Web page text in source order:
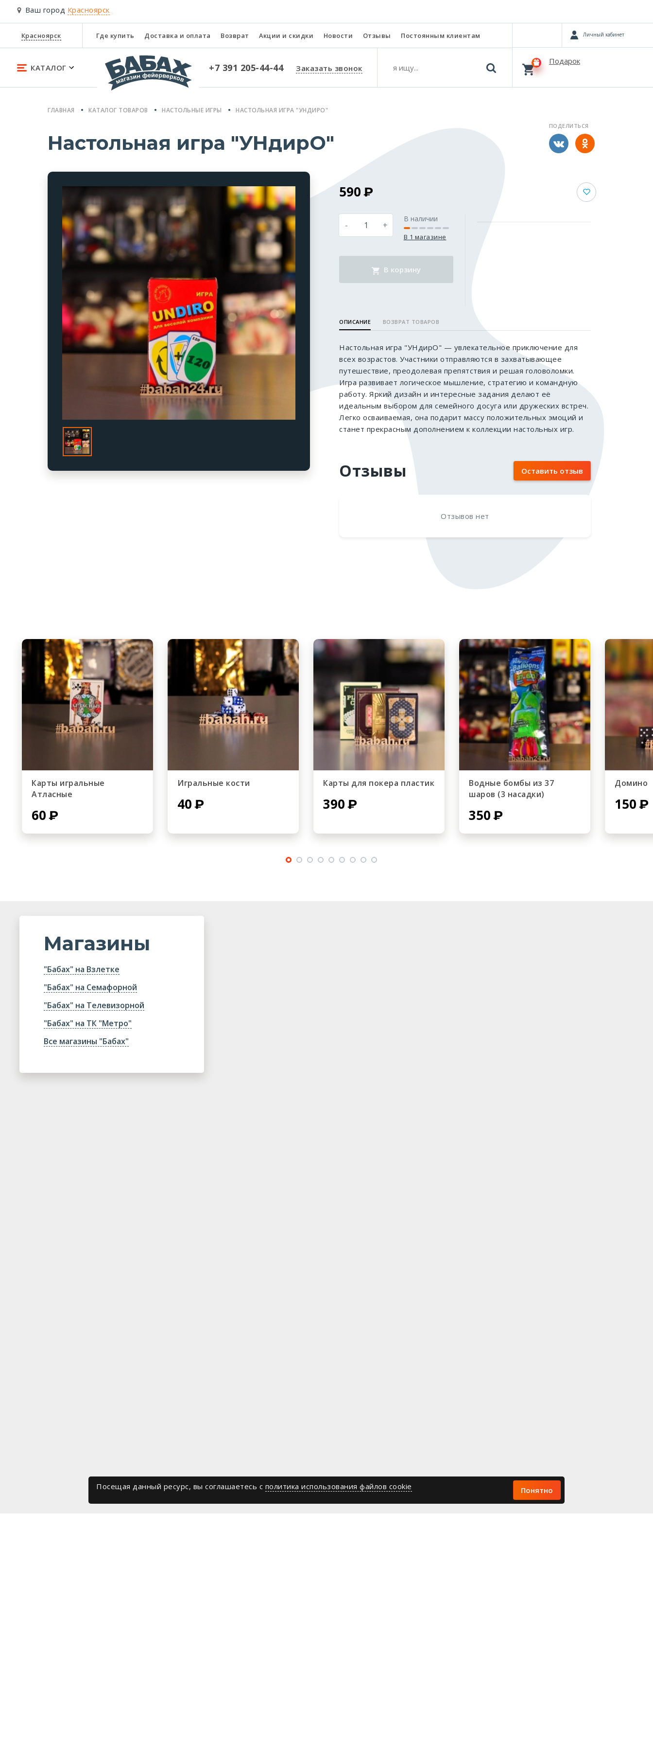
Ваш город Красноярск
Красноярск Где купить Доставка и оплата Возврат Акции и скидки Новости Отзывы Постоянным клиентам
КАТАЛОГ +7 391 205-44-44 Заказать звонок
Личный кабинет
Подарок
ГЛАВНАЯ КАТАЛОГ ТОВАРОВ НАСТОЛЬНЫЕ ИГРЫ НАСТОЛЬНАЯ ИГРА "УНДИРО"
Настольная игра "УНдирО"
ПОДЕЛИТЬСЯ
590
- +
В наличии
В 1 магазине
В корзину
ОПИСАНИЕ ВОЗВРАТ ТОВАРОВ
Настольная игра "УНдирО" — увлекательное приключение для
всех возрастов. Участники отправляются в захватывающее
путешествие, преодолевая препятствия и решая головоломки.
Игра развивает логическое мышление, стратегию и командную
работу. Яркий дизайн и интересные задания делают её
идеальным выбором для семейного досуга или дружеских встреч.
Легко осваиваемая, она подарит массу положительных эмоций и
станет прекрасным дополнением к коллекции настольных игр.
Отзывы Оставить отзыв
Отзывов нет
Карты игральные
Атласные
60
Игральные кости
40
Карты для покера пластик
390
Водные бомбы из 37
шаров (3 насадки)
350
Домино
150
Магазины
"Бабах" на Взлетке
"Бабах" на Семафорной
"Бабах" на Телевизорной
"Бабах" на ТК "Метро"
Все магазины "Бабах"
Посещая данный ресурс, вы соглашаетесь c политика использования файлов cookie Понятно